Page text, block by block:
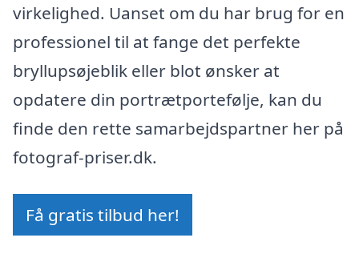
virkelighed. Uanset om du har brug for en
professionel til at fange det perfekte
bryllupsøjeblik eller blot ønsker at
opdatere din portrætportefølje, kan du
finde den rette samarbejdspartner her på
fotograf-priser.dk.
Få gratis tilbud her!